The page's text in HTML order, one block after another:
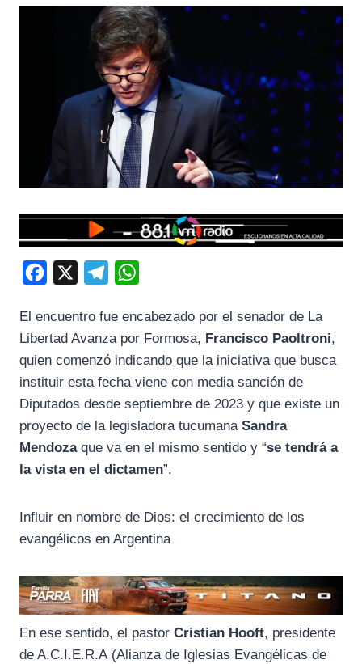
c
e
b
k
l
e
g
a
m
a
s
p
p
El encuentro fue encabezado por el senador de La
Libertad Avanza por Formosa, Francisco Paoltroni,
quien comenzó indicando que la iniciativa que busca
instituir esta fecha viene con media sanción de
Diputados desde septiembre de 2023 y que existe un
proyecto de la legisladora tucumana Sandra
Mendozaque va en el mismo sentido y “se tendrá a
la vista en el dictamen”.
Influir en nombre de Dios: el crecimiento de los
evangélicos en Argentina
En ese sentido, el pastor Cristian Hooft, presidente
de A.C.I.E.R.A (Alianza de Iglesias Evangélicas de